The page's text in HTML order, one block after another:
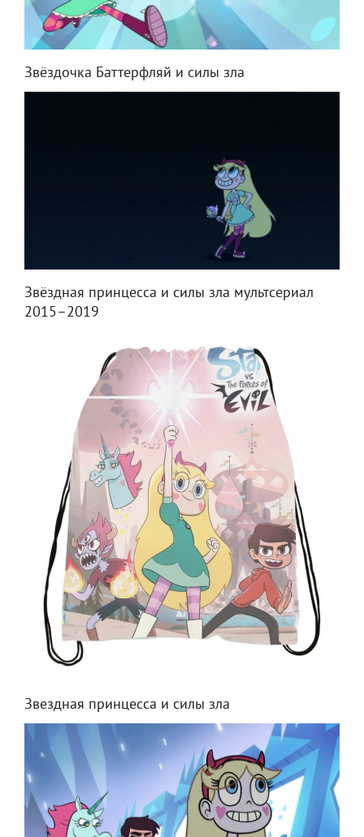
Звёздочка Баттерфляй и силы зла
Звёздная принцесса и силы зла мультсериал
2015–2019
Звездная принцесса и силы зла